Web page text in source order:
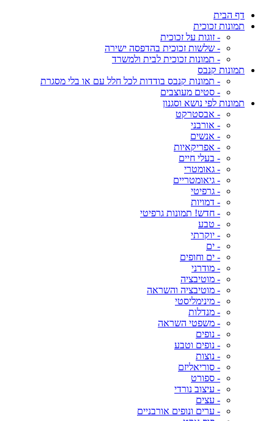
דף הבית
תמונות זכוכית
- זוגות על זכוכית
- שלשות זכוכית בהדפסה ישירה
- תמונות זכוכית לבית ולמשרד
תמונות קנבס
- תמונות קנבס בודדות לכל חלל עם או בלי מסגרת
- סטים מעוצבים
תמונות לפי נושא וסגנון
- אבסטרקט
- אורבני
- אנשים
- אפריקאיות
- בעלי חיים
- גאומטרי
- גיאומטריים
- גרפיטי
- דמויות
- חדש! תמונות גרפיטי
- טבע
- יוקרתי
- ים
- ים וחופים
- מודרני
- מוטיבציה
- מוטיבציה והשראה
- מינימליסטי
- מנדלות
- משפטי השראה
- נופים
- נופים וטבע
- נוצות
- סוריאליזם
- ספורט
- עיצוב נורדי
- עצים
- ערים ונופים אורבניים